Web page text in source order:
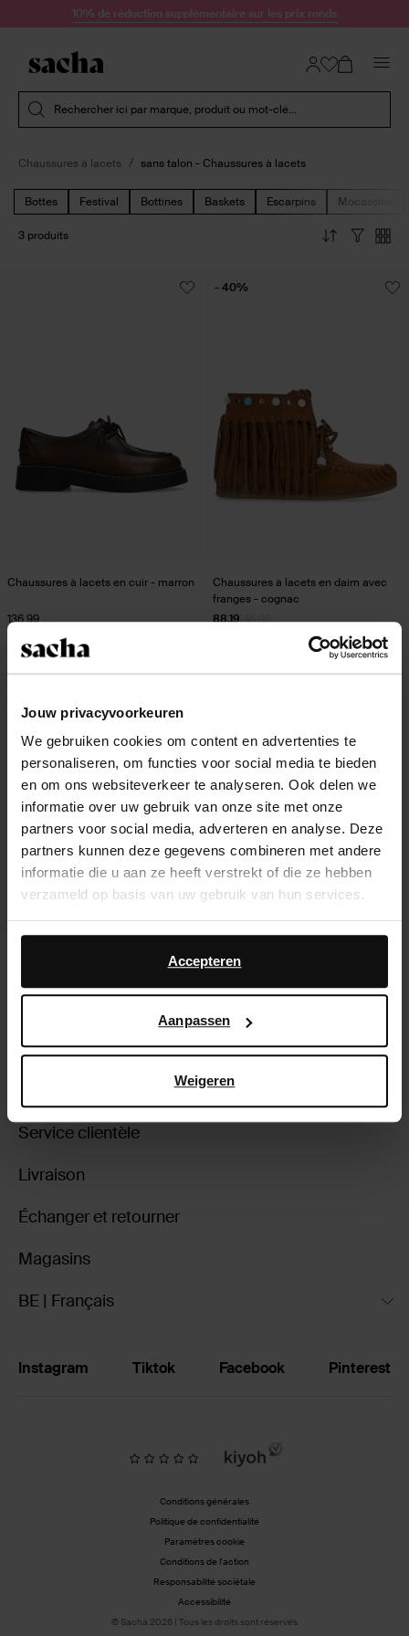
Jouw privacyvoorkeuren
We gebruiken cookies om content en advertenties te
personaliseren, om functies voor social media te bieden
en om ons websiteverkeer te analyseren. Ook delen we
informatie over uw gebruik van onze site met onze
partners voor social media, adverteren en analyse. Deze
partners kunnen deze gegevens combineren met andere
informatie die u aan ze heeft verstrekt of die ze hebben
verzameld op basis van uw gebruik van hun services.
Daarnaast werken wij samen met Google voor
advertentie- en meetdoeleinden. Meer informatie over
hoe Google uw persoonsgegevens gebruikt, vindt u op
Accepteren
Aanpassen
Weigeren
Passer au contenu10% de réduction supplémentaire sur les prix ronds
Rechercher ici par marque, produit ou mot-clé...
Chaussures à lacets sans talon - Chaussures à lacets
Bottes Festival Bottines Baskets Escarpins Mocassins
3 produits
Chaussures à lacets en cuir - marron
136.99
Chaussures à lacets en daim avec
franges - cognac
146.98
88.19
- 40%
Chaussures à lacets avec imprimé
146.99
Service clientèle
Livraison
Échanger et retourner
Magasins
BE | Français
Instagram Tiktok Facebook Pinterest
Conditions générales
Politique de confidentialité
Paramètres cookie
Conditions de l'action
Responsabilité sociétale
Accessibilité
© Sacha 2026 | Tous les droits sont réservés